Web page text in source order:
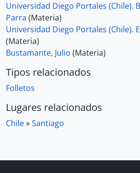
Universidad Diego Portales (Chile).
Parra (Materia)
Universidad Diego Portales (Chile).
(Materia)
Bustamante, Julio (Materia)
Tipos relacionados
Folletos
Lugares relacionados
Chile»Santiago